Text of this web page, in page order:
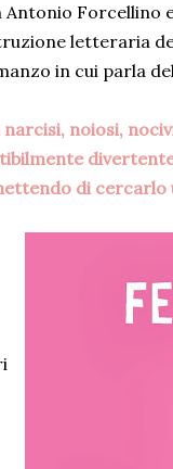
Forcellino
letteraria
in cui parla
noiosi,
di